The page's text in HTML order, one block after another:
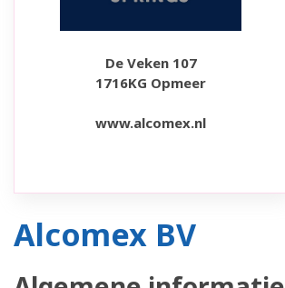
De Veken 107
1716KG Opmeer
www.alcomex.nl
Alcomex BV